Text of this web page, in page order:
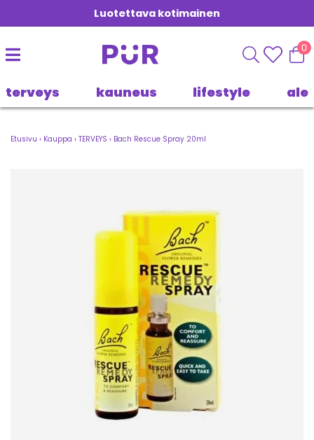
Luotettava kotimainen
0
terveys kauneus lifestyle ale
Etusivu › Kauppa › TERVEYS › Bach Rescue Spray 20ml